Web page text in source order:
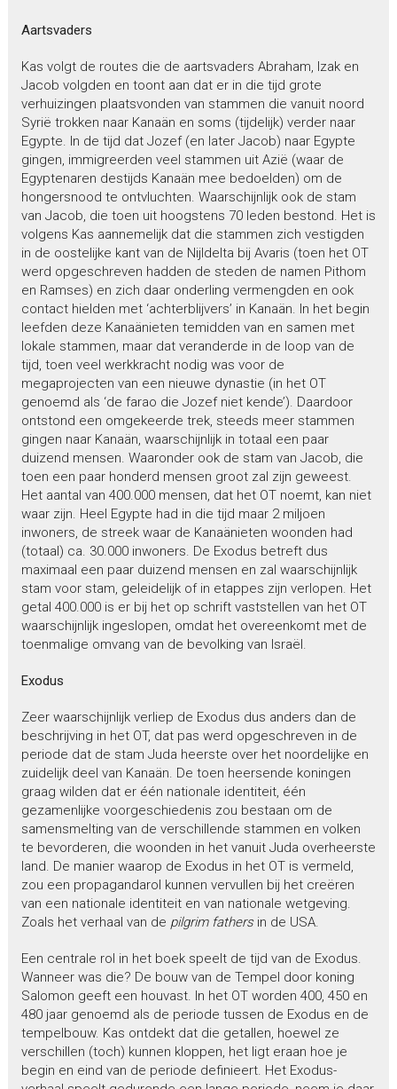
Aartsvaders
Kas volgt de routes die de aartsvaders Abraham, Izak en
Jacob volgden en toont aan dat er in die tijd grote
verhuizingen plaatsvonden van stammen die vanuit noord
Syrië trokken naar Kanaän en soms (tijdelijk) verder naar
Egypte. In de tijd dat Jozef (en later Jacob) naar Egypte
gingen, immigreerden veel stammen uit Azië (waar de
Egyptenaren destijds Kanaän mee bedoelden) om de
hongersnood te ontvluchten. Waarschijnlijk ook de stam
van Jacob, die toen uit hoogstens 70 leden bestond. Het is
volgens Kas aannemelijk dat die stammen zich vestigden
in de oostelijke kant van de Nijldelta bij Avaris (toen het OT
werd opgeschreven hadden de steden de namen Pithom
en Ramses) en zich daar onderling vermengden en ook
contact hielden met ‘achterblijvers’ in Kanaän. In het begin
leefden deze Kanaänieten temidden van en samen met
lokale stammen, maar dat veranderde in de loop van de
tijd, toen veel werkkracht nodig was voor de
megaprojecten van een nieuwe dynastie (in het OT
genoemd als ‘de farao die Jozef niet kende’). Daardoor
ontstond een omgekeerde trek, steeds meer stammen
gingen naar Kanaän, waarschijnlijk in totaal een paar
duizend mensen. Waaronder ook de stam van Jacob, die
toen een paar honderd mensen groot zal zijn geweest.
Het aantal van 400.000 mensen, dat het OT noemt, kan niet
waar zijn. Heel Egypte had in die tijd maar 2 miljoen
inwoners, de streek waar de Kanaänieten woonden had
(totaal) ca. 30.000 inwoners. De Exodus betreft dus
maximaal een paar duizend mensen en zal waarschijnlijk
stam voor stam, geleidelijk of in etappes zijn verlopen. Het
getal 400.000 is er bij het op schrift vaststellen van het OT
waarschijnlijk ingeslopen, omdat het overeenkomt met de
toenmalige omvang van de bevolking van Israël.
Exodus
Zeer waarschijnlijk verliep de Exodus dus anders dan de
beschrijving in het OT, dat pas werd opgeschreven in de
periode dat de stam Juda heerste over het noordelijke en
zuidelijk deel van Kanaän. De toen heersende koningen
graag wilden dat er één nationale identiteit, één
gezamenlijke voorgeschiedenis zou bestaan om de
samensmelting van de verschillende stammen en volken
te bevorderen, die woonden in het vanuit Juda overheerste
land. De manier waarop de Exodus in het OT is vermeld,
zou een propagandarol kunnen vervullen bij het creëren
van een nationale identiteit en van nationale wetgeving.
Zoals het verhaal van de pilgrim fathersin de USA.
Een centrale rol in het boek speelt de tijd van de Exodus.
Wanneer was die? De bouw van de Tempel door koning
Salomon geeft een houvast. In het OT worden 400, 450 en
480 jaar genoemd als de periode tussen de Exodus en de
tempelbouw. Kas ontdekt dat die getallen, hoewel ze
verschillen (toch) kunnen kloppen, het ligt eraan hoe je
begin en eind van de periode definieert. Het Exodus-